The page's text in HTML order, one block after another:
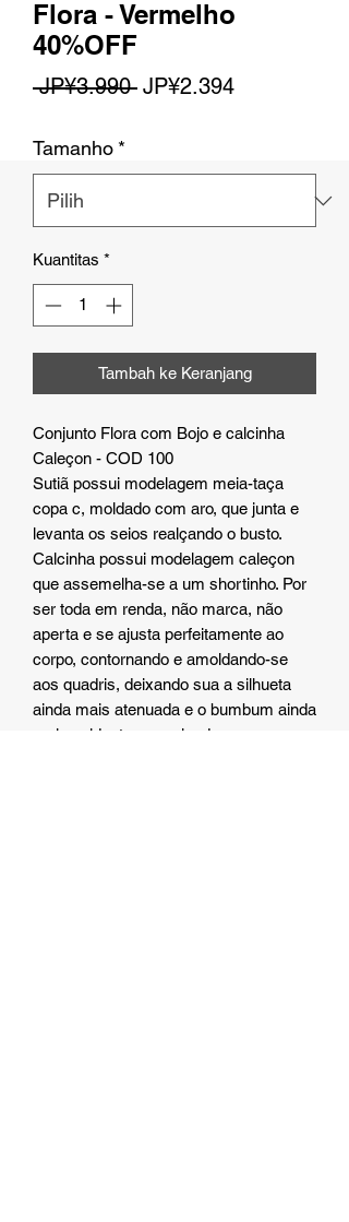
Flora - Vermelho
40%OFF
JP¥3.990 Harga
JP¥2.394Harga
Tamanho *
Kuantitas *
Tambah ke Keranjang
Conjunto Flora com Bojo e calcinha
Caleçon - COD 100
Sutiã possui modelagem meia-taça
copa c, moldado com aro, que junta e
levanta os seios realçando o busto.
Calcinha possui modelagem caleçon
que assemelha-se a um shortinho. Por
ser toda em renda, não marca, não
aperta e se ajusta perfeitamente ao
corpo, contornando e amoldando-se
aos quadris, deixando sua a silhueta
ainda mais atenuada e o bumbum ainda
mais evidente e empinado.